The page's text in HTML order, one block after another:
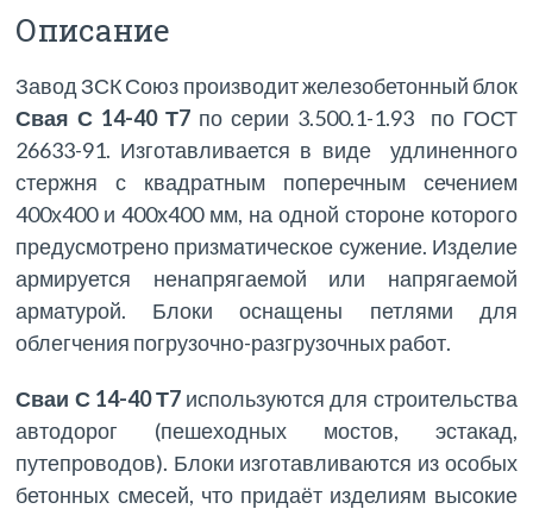
Описание
Завод ЗСК Союз производит железобетонный блок
Свая С 14-40 Т7 по серии 3.500.1-1.93 по ГОСТ
26633-91. Изготавливается в виде удлиненного
стержня с квадратным поперечным сечением
400х400 и 400х400 мм, на одной стороне которого
предусмотрено призматическое сужение. Изделие
армируется ненапрягаемой или напрягаемой
арматурой. Блоки оснащены петлями для
облегчения погрузочно-разгрузочных работ.
Сваи С 14-40 Т7 используются для строительства
автодорог (пешеходных мостов, эстакад,
путепроводов). Блоки изготавливаются из особых
бетонных смесей, что придаёт изделиям высокие